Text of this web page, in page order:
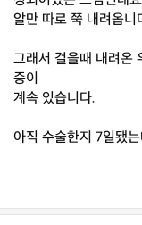
알만 따로 쭉 내려옵니
그래서 걸을때 내려온
증이
계속 있습니다.
아직 수술한지 7일됐